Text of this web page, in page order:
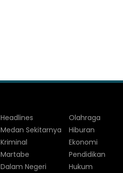
Headlines
Medan Sekitarnya
Kriminal
Martabe
Dalam Negeri
Olahraga
Hiburan
Ekonomi
Pendidikan
Hukum